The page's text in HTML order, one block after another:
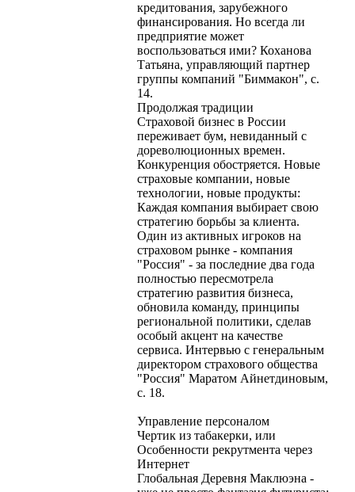
кредитования, зарубежного
финансирования. Но всегда ли
предприятие может
воспользоваться ими? Коханова
Татьяна, управляющий партнер
группы компаний "Биммакон", с.
14.
Продолжая традиции
Страховой бизнес в России
переживает бум, невиданный с
дореволюционных времен.
Конкуренция обостряется. Новые
страховые компании, новые
технологии, новые продукты:
Каждая компания выбирает свою
стратегию борьбы за клиента.
Один из активных игроков на
страховом рынке - компания
"Россия" - за последние два года
полностью пересмотрела
стратегию развития бизнеса,
обновила команду, принципы
региональной политики, сделав
особый акцент на качестве
сервиса. Интервью с генеральным
директором страхового общества
"Россия" Маратом Айнетдиновым,
с. 18.
Управление персоналом
Чертик из табакерки, или
Особенности рекрутмента через
Интернет
Глобальная Деревня Маклюэна -